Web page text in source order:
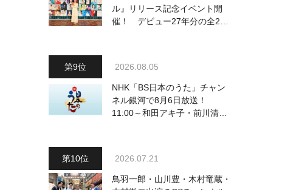
ル』リリース記念イベント開
催！ デビュー27年分の全280
2026.08.05
NHK「BS日本のうた」チャン
ネル銀河で8月6日放送！
11:00～和田アキ子・前川清
2026.07.21
鳥羽一郎・山川豊・木村竜蔵・